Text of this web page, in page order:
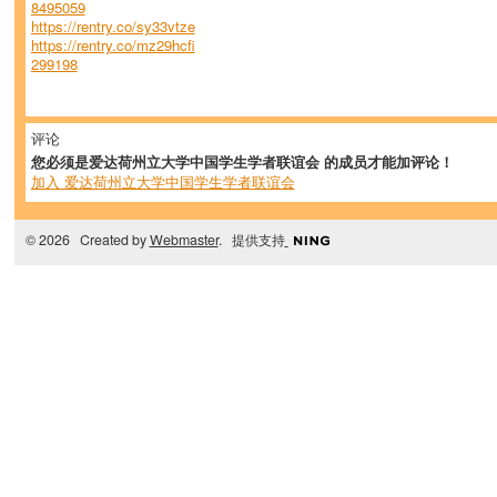
8495059
https://rentry.co/sy33vtze
https://rentry.co/mz29hcfi
299198
评论
您必须是爱达荷州立大学中国学生学者联谊会 的成员才能加评论！
加入 爱达荷州立大学中国学生学者联谊会
© 2026 Created byWebmaster. 提供支持